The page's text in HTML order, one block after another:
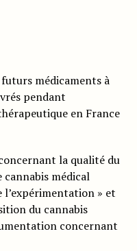
futurs médicaments à
pendant
en France
la qualité du
médical
» et
du cannabis
concernant